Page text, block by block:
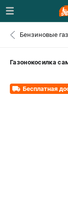
ВХОД ИЛИ
ЗАКАЗАТЬ
+7 (8112)
+7 (812)
0 ₽
Бензиновые
Газонокосилка
Бесплатная